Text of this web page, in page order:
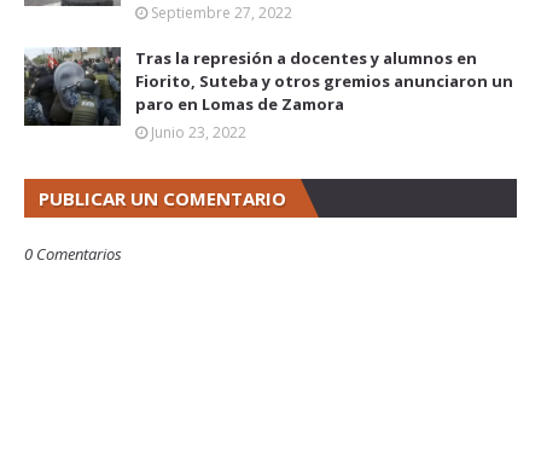
Septiembre 27, 2022
Tras la represión a docentes y alumnos en
Fiorito, Suteba y otros gremios anunciaron un
paro en Lomas de Zamora
Junio 23, 2022
PUBLICAR UN COMENTARIO
0 Comentarios